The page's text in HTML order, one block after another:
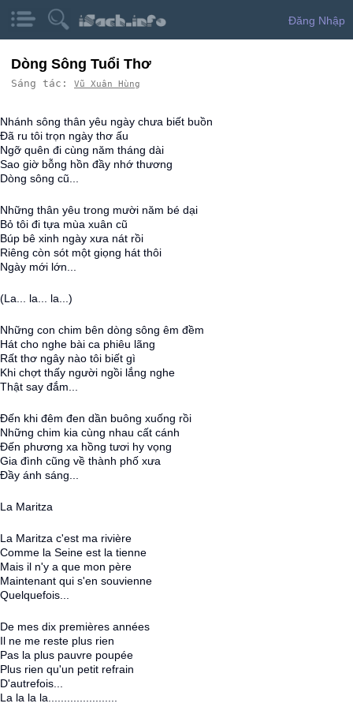
Đăng Nhập
Dòng Sông Tuổi Thơ
Sáng tác: Vũ Xuân Hùng
Nhánh sông thân yêu ngày chưa biết buồn
Đã ru tôi trọn ngày thơ ấu
Ngỡ quên đi cùng năm tháng dài
Sao giờ bỗng hồn đầy nhớ thương
Dòng sông cũ...
Những thân yêu trong mười năm bé dại
Bỏ tôi đi tựa mùa xuân cũ
Búp bê xinh ngày xưa nát rồi
Riêng còn sót một giọng hát thôi
Ngày mới lớn...
(La... la... la...)
Những con chim bên dòng sông êm đềm
Hát cho nghe bài ca phiêu lãng
Rất thơ ngây nào tôi biết gì
Khi chợt thấy người ngồi lắng nghe
Thật say đắm...
Đến khi đêm đen dần buông xuống rồi
Những chim kia cùng nhau cất cánh
Đến phương xa hồng tươi hy vọng
Gia đình cũng về thành phố xưa
Đầy ánh sáng...
La Maritza
La Maritza c'est ma rivière
Comme la Seine est la tienne
Mais il n'y a que mon père
Maintenant qui s'en souvienne
Quelquefois...
De mes dix premières années
Il ne me reste plus rien
Pas la plus pauvre poupée
Plus rien qu'un petit refrain
D'autrefois...
La la la la......................